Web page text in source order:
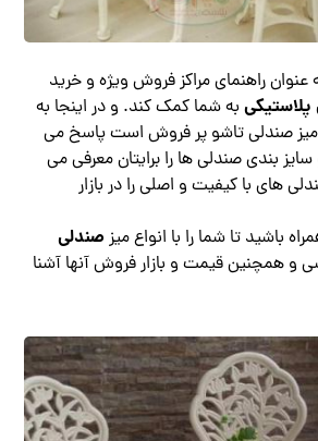
راهنمای مراکز فروش ویژه و خرید
به شما کمک کند. و در اینجا به
میز صندلی تاشو پر فروش است پاسخ می
بندی صندلی ها را برایتان معرفی می
های با کیفیت و اصلی را در بازار
باشید تا شما را با انواع میز صندلی
و همچنین قیمت و بازار فروش آنها آشنا